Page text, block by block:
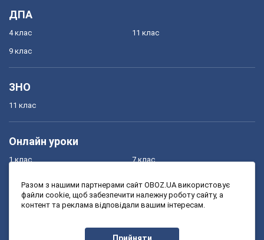
ДПА
4 клас
9 клас
11 клас
ЗНО
11 клас
Онлайн уроки
1 клас
3 клас
7 клас
9 клас
Разом з нашими партнерами сайт OBOZ.UA використовує
файли cookie, щоб забезпечити належну роботу сайту, а
контент та реклама відповідали вашим інтересам.